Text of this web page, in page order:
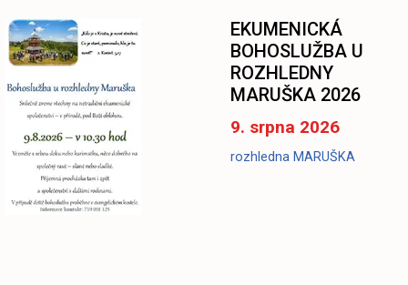
EKUMENICKÁ
BOHOSLUŽBA U
ROZHLEDNY
MARUŠKA 2026
9. srpna 2026
rozhledna MARUŠKA